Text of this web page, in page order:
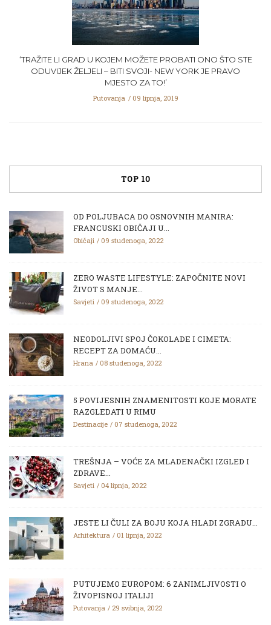
‘TRAŽITE LI GRAD U KOJEM MOŽETE PROBATI ONO ŠTO STE
ODUVIJEK ŽELJELI – BITI SVOJI- NEW YORK JE PRAVO
MJESTO ZA TO!’
Putovanja 09 lipnja, 2019
TOP 10
OD POLJUBACA DO OSNOVNIH MANIRA:
FRANCUSKI OBIČAJI U...
Običaji 09 studenoga, 2022
ZERO WASTE LIFESTYLE: ZAPOČNITE NOVI
ŽIVOT S MANJE...
Savjeti 09 studenoga, 2022
NEODOLJIVI SPOJ ČOKOLADE I CIMETA:
RECEPT ZA DOMAĆU...
Hrana 08 studenoga, 2022
5 POVIJESNIH ZNAMENITOSTI KOJE MORATE
RAZGLEDATI U RIMU
Destinacije 07 studenoga, 2022
TREŠNJA – VOĆE ZA MLADENAČKI IZGLED I
ZDRAVE...
Savjeti 04 lipnja, 2022
JESTE LI ČULI ZA BOJU KOJA HLADI ZGRADU...
Arhitektura 01 lipnja, 2022
PUTUJEMO EUROPOM: 6 ZANIMLJIVOSTI O
ŽIVOPISNOJ ITALIJI
Putovanja 29 svibnja, 2022